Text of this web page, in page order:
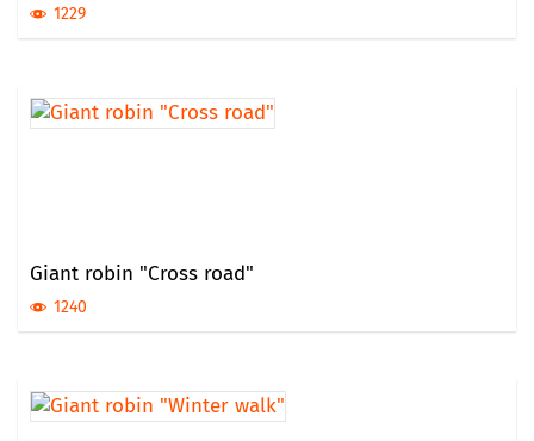
1229
Giant robin "Cross road"
1240